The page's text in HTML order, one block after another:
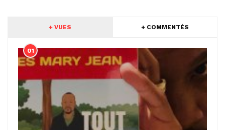
+ VUES + COMMENTÉS
01